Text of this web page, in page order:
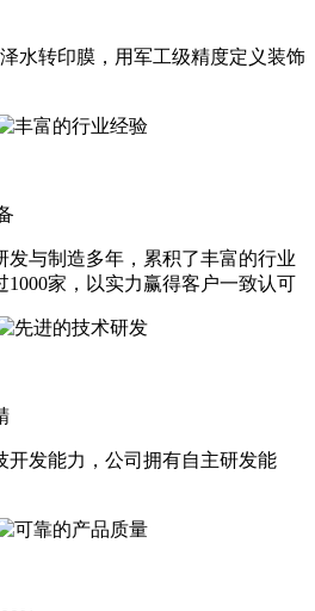
水转印膜，用军工级精度定义装饰
发与制造多年，累积了丰富的行业
1000家，以实力赢得客户一致认可
开发能力，公司拥有自主研发能